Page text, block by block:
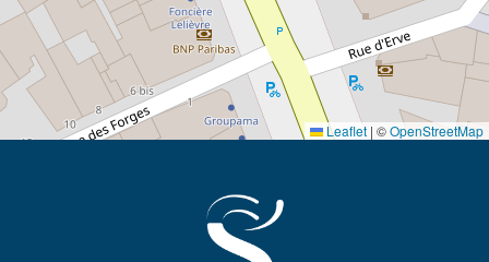
Leaflet | ©OpenStreetMap